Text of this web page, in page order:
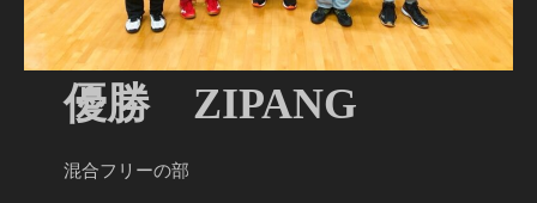
優勝 ZIPANG
混合フリーの部